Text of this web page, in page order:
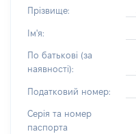
Прізвище:
Ім'я:
По батькові (за
наявності):
Податковий номер:
Серія та номер
паспорта